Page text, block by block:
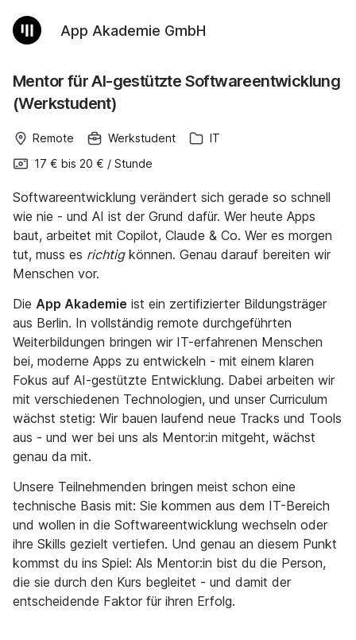
App Akademie GmbH
Mentor für AI-gestützte Softwareentwicklung
(Werkstudent)
Remote Werkstudent
IT
17 € bis 20 € / Stunde
Softwareentwicklung verändert sich gerade so schnell
wie nie - und AI ist der Grund dafür. Wer heute Apps
baut, arbeitet mit Copilot, Claude & Co. Wer es morgen
tut, muss es richtigkönnen. Genau darauf bereiten wir
Menschen vor.
Die App Akademie ist ein zertifizierter Bildungsträger
aus Berlin. In vollständig remote durchgeführten
Weiterbildungen bringen wir IT-erfahrenen Menschen
bei, moderne Apps zu entwickeln - mit einem klaren
Fokus auf AI-gestützte Entwicklung. Dabei arbeiten wir
mit verschiedenen Technologien, und unser Curriculum
wächst stetig: Wir bauen laufend neue Tracks und Tools
aus - und wer bei uns als Mentor:in mitgeht, wächst
genau da mit.
Unsere Teilnehmenden bringen meist schon eine
technische Basis mit: Sie kommen aus dem IT-Bereich
und wollen in die Softwareentwicklung wechseln oder
ihre Skills gezielt vertiefen. Und genau an diesem Punkt
kommst du ins Spiel: Als Mentor:in bist du die Person,
die sie durch den Kurs begleitet - und damit der
entscheidende Faktor für ihren Erfolg.